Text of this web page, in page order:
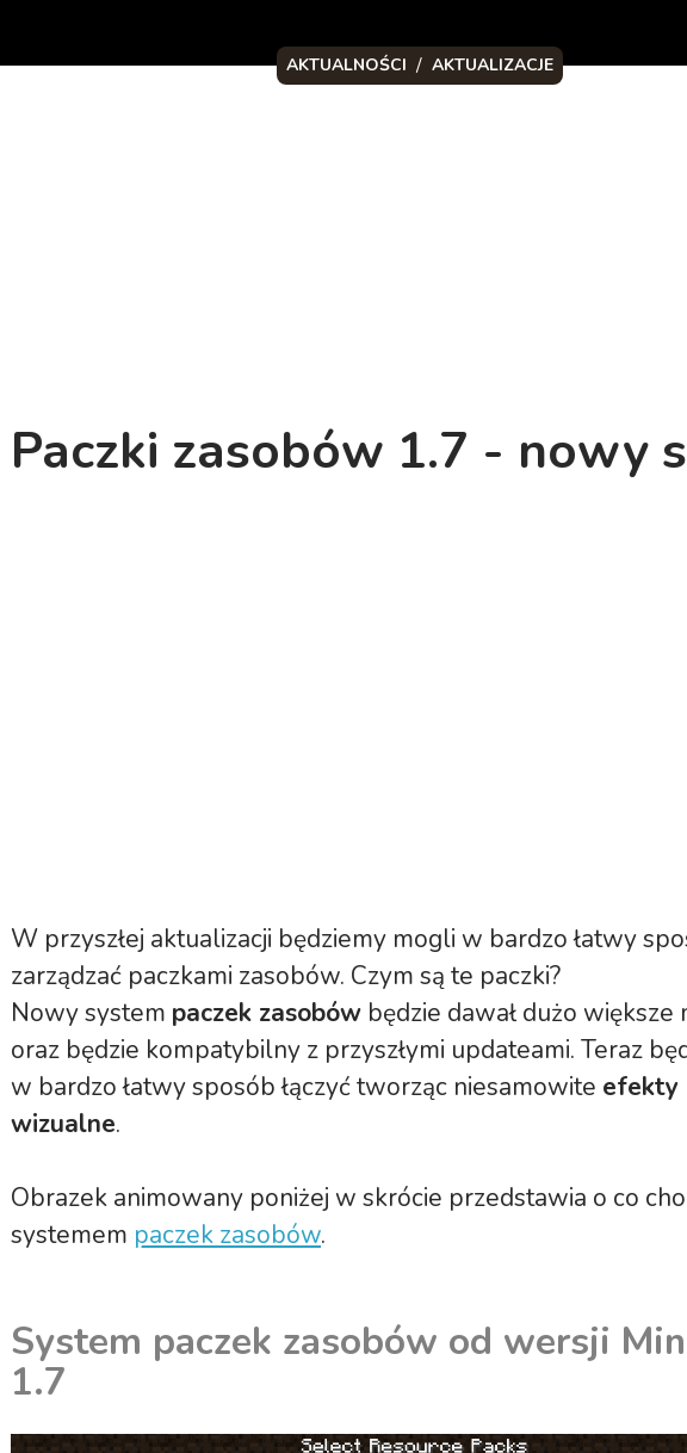
AKTUALNOŚCI / AKTUALIZACJE
Paczki zasobów 1.7 - nowy
W przyszłej aktualizacji będziemy mogli w bardzo łatwy
zarządzać paczkami zasobów. Czym są te paczki?
Nowy system paczek zasobów będzie dawał dużo większe
oraz będzie kompatybilny z przyszłymi updateami. Teraz
w bardzo łatwy sposób łączyć tworząc niesamowite efekty
wizualne.
Obrazek animowany poniżej w skrócie przedstawia o co
systemem paczek zasobów.
System paczek zasobów od wersji
1.7